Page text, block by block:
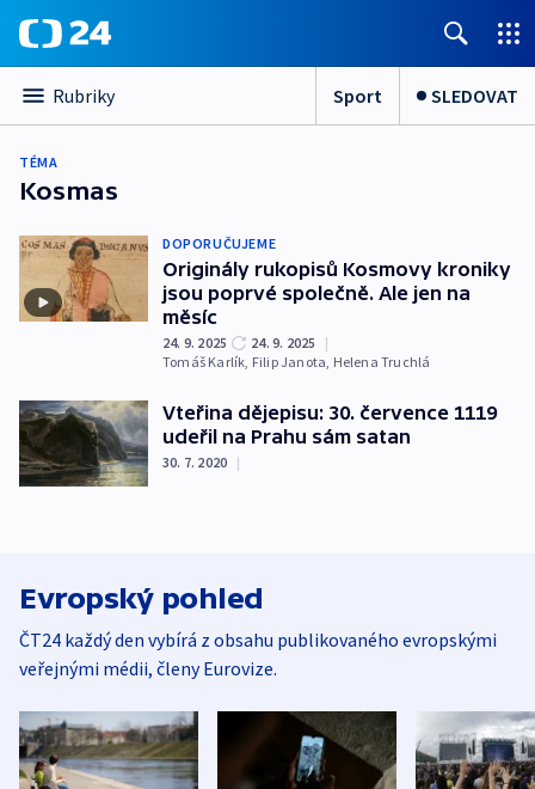
Rubriky Sport SLEDOVAT
TÉMA
Kosmas
DOPORUČUJEME
Originály rukopisů Kosmovy kroniky
jsou poprvé společně. Ale jen na
měsíc
24. 9. 2025 24. 9. 2025
|
Tomáš Karlík, Filip Janota, Helena Truchlá
Vteřina dějepisu: 30. července 1119
udeřil na Prahu sám satan
30. 7. 2020 |
Evropský pohled
ČT24 každý den vybírá z obsahu publikovaného evropskými
veřejnými médii, členy Eurovize.